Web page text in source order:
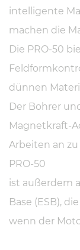
intelligente
machen die
Die PRO-50
dünnen
Der Bohrer
Magnetkraft-
Arbeiten an
PRO-50
ist außerdem
Base (ESB),
wenn der